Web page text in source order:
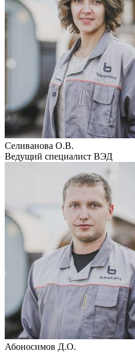
Селиванова О.В.
Ведущий специалист ВЭД
Абоносимов Д.О.